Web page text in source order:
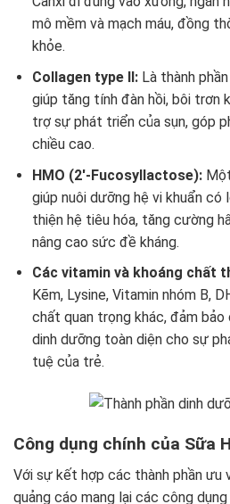
mô mềm và mạch máu, đồng
khỏe.
Collagen type II:Là thành
giúp tăng tính đàn hồi, bôi trơn
trợ sự phát triển của sụn, góp
chiều cao.
HMO (2′-Fucosyllactose):
giúp nuôi dưỡng hệ vi khuẩn
thiện hệ tiêu hóa, tăng cường
nâng cao sức đề kháng.
Các vitamin và khoáng chất
Kẽm, Lysine, Vitamin nhóm B,
chất quan trọng khác, đảm
dinh dưỡng toàn diện cho sự
tuệ của trẻ.
Công dụng chính của Sữa
Với sự kết hợp các thành phần ưu
quảng cáo mang lại các công